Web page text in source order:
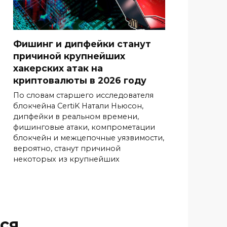
Фишинг и дипфейки станут
причиной крупнейших
хакерских атак на
криптовалюты в 2026 году
По словам старшего исследователя
блокчейна CertiK Натали Ньюсон,
дипфейки в реальном времени,
фишинговые атаки, компрометации
блокчейн и межцепочные уязвимости,
вероятно, станут причиной
некоторых из крупнейших